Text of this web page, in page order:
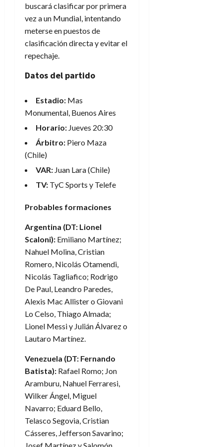
buscará clasificar por primera
vez a un Mundial, intentando
meterse en puestos de
clasificación directa y evitar el
repechaje.
Datos del partido
Estadio: Mas
Monumental, Buenos Aires
Horario: Jueves 20:30
Árbitro: Piero Maza
(Chile)
VAR: Juan Lara (Chile)
TV: TyC Sports y Telefe
Probables formaciones
Argentina (DT: Lionel
Scaloni): Emiliano Martínez;
Nahuel Molina, Cristian
Romero, Nicolás Otamendi,
Nicolás Tagliafico; Rodrigo
De Paul, Leandro Paredes,
Alexis Mac Allister o Giovani
Lo Celso, Thiago Almada;
Lionel Messi y Julián Álvarez o
Lautaro Martínez.
Venezuela (DT: Fernando
Batista): Rafael Romo; Jon
Aramburu, Nahuel Ferraresi,
Wilker Ángel, Miguel
Navarro; Eduard Bello,
Telasco Segovia, Cristian
Cásseres, Jefferson Savarino;
Josef Martínez y Salomón